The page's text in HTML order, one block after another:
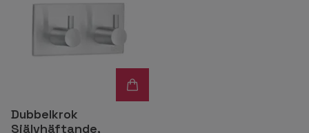
Dubbelkrok
Självhäftande,